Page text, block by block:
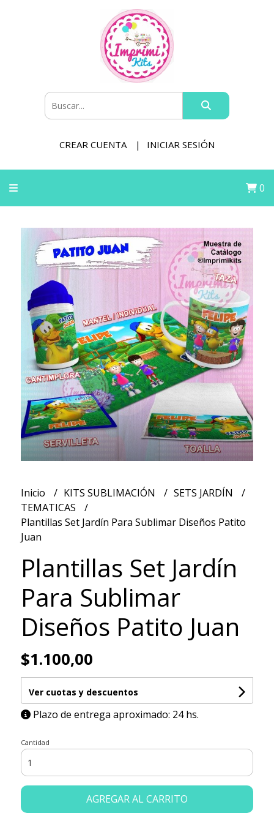
CREAR CUENTA INICIAR SESIÓN
0
Inicio KITS SUBLIMACIÓN
SETS JARDÍN
TEMATICAS
Plantillas Set Jardín Para Sublimar Diseños Patito
Juan
Plantillas Set Jardín
Para Sublimar
Diseños Patito Juan
$1.100,00
Ver cuotas y descuentos
Plazo de entrega aproximado: 24 hs.
Cantidad
AGREGAR AL CARRITO